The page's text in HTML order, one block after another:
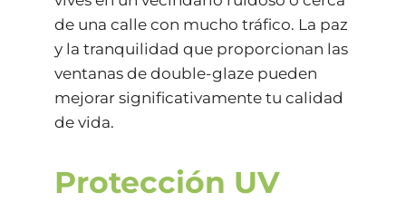
de una calle con mucho tráfico. La paz
y la tranquilidad que proporcionan las
ventanas de double-glaze pueden
mejorar significativamente tu calidad
de vida.
Protección UV